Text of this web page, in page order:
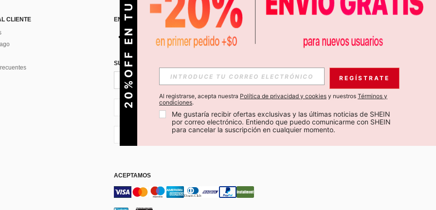
CLIENTE
ENCUÉNTRANOS EN APP
SUSCRÍBETE PARA RECIBIR OFERTAS EXCLUSIVAS, PROMOCIONES Y NOTICIAS DE SHEIN
Suscribir
CL + 56
ACEPTAMOS
2
0
%
O
F
F
E
N
T
U
P
R
I
M
E
R
P
E
D
I
D REGÍSTRATE
Al registrarse, acepta nuestra Política de privacidad y cookies y nuestros Términos y
condiciones.
Me gustaría recibir ofertas exclusivas y las últimas noticias de SHEIN
por correo electrónico. Entiendo que puedo comunicarme con SHEIN
para cancelar la suscripción en cualquier momento.